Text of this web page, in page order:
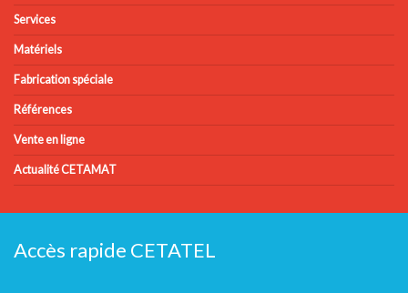
Services
Matériels
Fabrication spéciale
Références
Vente en ligne
Actualité CETAMAT
Accès rapide CETATEL